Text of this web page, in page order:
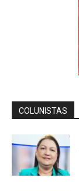
COLUNISTAS